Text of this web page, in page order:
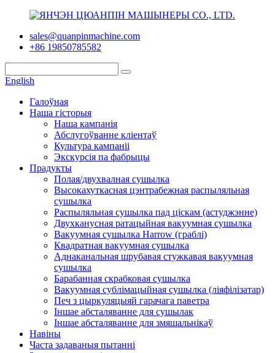
sales@quanpinmachine.com
+86 19850785582
English
Галоўная
Наша гісторыя
Наша кампанія
Абслугоўванне кліентаў
Культура кампаніі
Экскурсія па фабрыцы
Прадукты
Полая/двухвалная сушылка
Высокахуткасная цэнтрабежная распыляльная
сушылка
Распыляльная сушылка пад ціскам (астуджэнне)
Двухканусная ратацыйная вакуумная сушылка
Вакуумная сушылка Harrow (граблі)
Квадратная вакуумная сушылка
Аднаканальная шрубавая стужкавая вакуумная
сушылка
Барабанная скрабковая сушылка
Вакуумная сублімацыйная сушылка (ліяфілізатар)
Печ з цыркуляцыяй гарачага паветра
Іншае абсталяванне для сушылак
Іншае абсталяванне для змяшальнікаў
Навіны
Часта задаваныя пытанні